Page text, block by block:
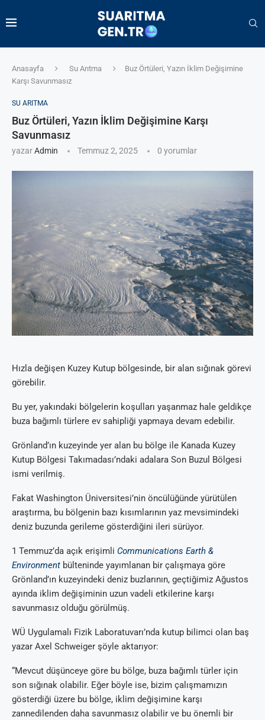
Anasayfa Su Arıtma
Buz Örtüleri, Yazın İklim Değişimine
Karşı Savunmasız
SU ARITMA
Buz Örtüleri, Yazın İklim Değişimine Karşı
Savunmasız
yazarAdmin Temmuz 2, 2025 0 yorumlar
Hızla değişen Kuzey Kutup bölgesinde, bir alan sığınak görevi
görebilir.
Bu yer, yakındaki bölgelerin koşulları yaşanmaz hale geldikçe
buza bağımlı türlere ev sahipliği yapmaya devam edebilir.
Grönland’ın kuzeyinde yer alan bu bölge ile Kanada Kuzey
Kutup Bölgesi Takımadası’ndaki adalara Son Buzul Bölgesi
ismi verilmiş.
Fakat Washington Üniversitesi’nin öncülüğünde yürütülen
araştırma, bu bölgenin bazı kısımlarının yaz mevsimindeki
deniz buzunda gerileme gösterdiğini ileri sürüyor.
1 Temmuz’da açık erişimli Communications Earth &
Environment bülteninde yayımlanan bir çalışmaya göre
Grönland’ın kuzeyindeki deniz buzlarının, geçtiğimiz Ağustos
ayında iklim değişiminin uzun vadeli etkilerine karşı
savunmasız olduğu görülmüş.
WÜ Uygulamalı Fizik Laboratuvarı’nda kutup bilimci olan baş
yazar Axel Schweiger şöyle aktarıyor:
“Mevcut düşünceye göre bu bölge, buza bağımlı türler için
son sığınak olabilir. Eğer böyle ise, bizim çalışmamızın
gösterdiği üzere bu bölge, iklim değişimine karşı
zannedilenden daha savunmasız olabilir ve bu önemli bir